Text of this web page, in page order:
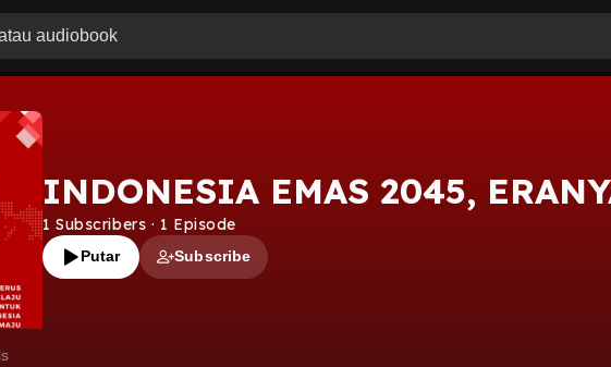
INDONESIA EMAS 2045,
1 Subscribers · 1 Episode
Putar Subscribe